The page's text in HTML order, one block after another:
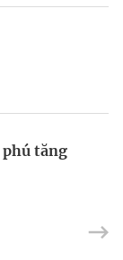
tăng
điều hành
bản đồ
lược
giao quyền
cho các